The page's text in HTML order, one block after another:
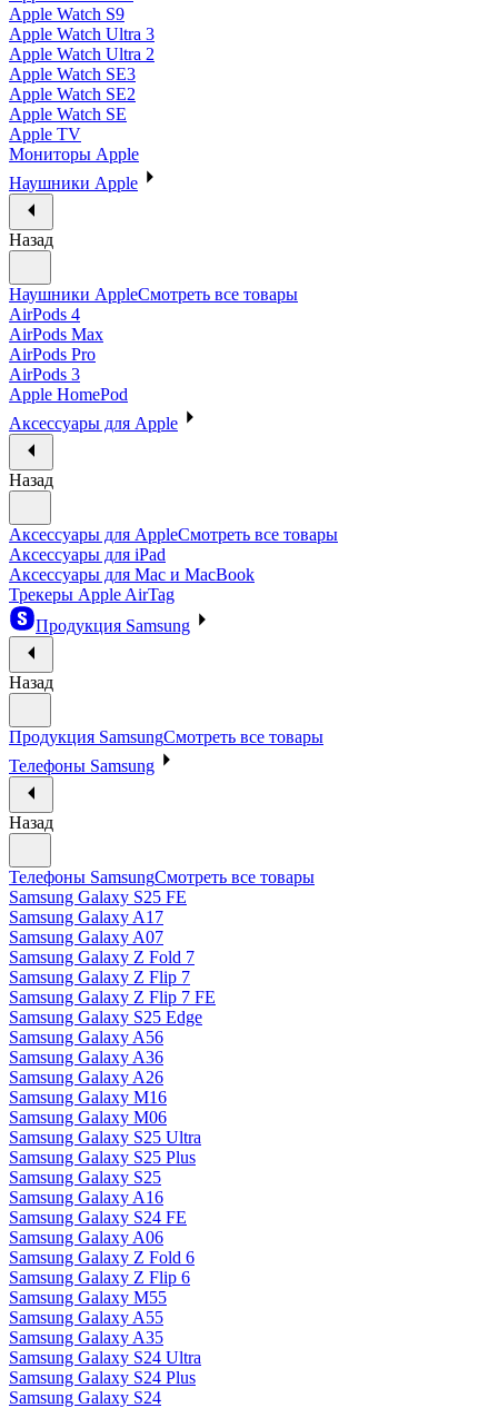
Apple Watch S9
Apple Watch Ultra 3
Apple Watch Ultra 2
Apple Watch SE3
Apple Watch SE2
Apple Watch SE
Apple TV
Мониторы Apple
Наушники Apple
Назад
Наушники AppleСмотреть все товары
AirPods 4
AirPods Max
AirPods Pro
AirPods 3
Apple HomePod
Аксессуары для Apple
Назад
Аксессуары для AppleСмотреть все товары
Аксессуары для iPad
Аксессуары для Mac и MacBook
Трекеры Apple AirTag
Продукция Samsung
Назад
Продукция SamsungСмотреть все товары
Телефоны Samsung
Назад
Телефоны SamsungСмотреть все товары
Samsung Galaxy S25 FE
Samsung Galaxy A17
Samsung Galaxy A07
Samsung Galaxy Z Fold 7
Samsung Galaxy Z Flip 7
Samsung Galaxy Z Flip 7 FE
Samsung Galaxy S25 Edge
Samsung Galaxy A56
Samsung Galaxy A36
Samsung Galaxy A26
Samsung Galaxy M16
Samsung Galaxy M06
Samsung Galaxy S25 Ultra
Samsung Galaxy S25 Plus
Samsung Galaxy S25
Samsung Galaxy A16
Samsung Galaxy S24 FE
Samsung Galaxy A06
Samsung Galaxy Z Fold 6
Samsung Galaxy Z Flip 6
Samsung Galaxy M55
Samsung Galaxy A55
Samsung Galaxy A35
Samsung Galaxy S24 Ultra
Samsung Galaxy S24 Plus
Samsung Galaxy S24